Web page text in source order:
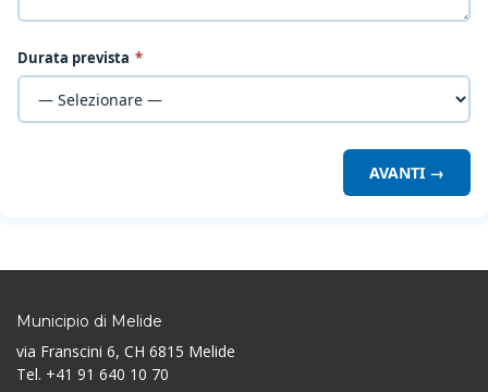
Durata prevista *
AVANTI →
Municipio di Melide
via Franscini 6, CH 6815 Melide
Tel. +41 91 640 10 70